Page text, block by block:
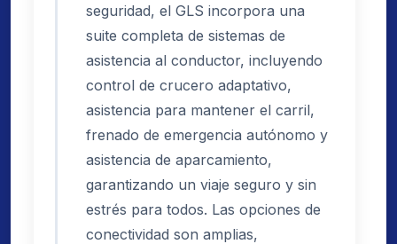
seguridad, el GLS incorpora una
suite completa de sistemas de
asistencia al conductor, incluyendo
control de crucero adaptativo,
asistencia para mantener el carril,
frenado de emergencia autónomo y
asistencia de aparcamiento,
garantizando un viaje seguro y sin
estrés para todos. Las opciones de
conectividad son amplias,